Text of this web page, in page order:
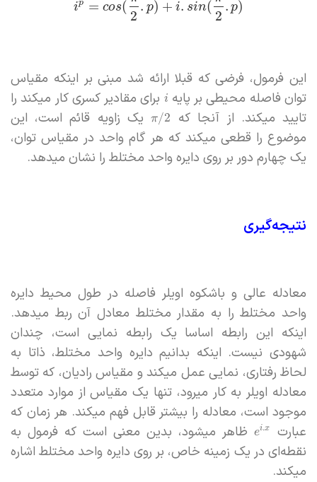
ip = cos(
2
. p) + i. sin(
2
. p)
این فرمول، فرضی که قبلا ارائه شد مبنی بر اینکه مقیاس
توان فاصله محیطی بر پایه i برای مقادیر کسری کار میکند را
تایید میکند. از آنجا که
π/2
یک زاویه قائم است، این
موضوع را قطعی میکند که هر گام واحد در مقیاس توان،
یک چهارم دور بر روی دایره واحد مختلط را نشان میدهد.
نتیجه‌گیری
معادله عالی و باشکوه اویلر فاصله در طول محیط دایره
واحد مختلط را به مقدار مختلط معادل آن ربط میدهد.
اینکه این رابطه اساسا یک رابطه نمایی است، چندان
شهودی نیست. اینکه بدانیم دایره واحد مختلط، ذاتا به
لحاظ رفتاری، نمایی عمل میکند و مقیاس رادیان، که توسط
معادله اویلر به کار میرود، تنها یک مقیاس از موارد متعدد
موجود است، معادله را بیشتر قابل فهم میکند. هر زمان که
عبارت
ei.x
ظاهر میشود، بدین معنی است که فرمول به
نقطه‌ای در یک زمینه خاص، بر روی دایره واحد مختلط اشاره
میکند.